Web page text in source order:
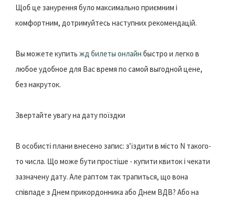
Щоб це занурення було максимально приємним і
комфортним, дотримуйтесь наступних рекомендацій.
Вы можете купить жд билеты онлайн быстро и легко в
любое удобное для Вас время по самой выгодной цене,
без накруток.
Звертайте увагу на дату поїздки
В особисті плани внесено запис: з'їздити в місто N такого-
то числа. Що може бути простіше - купити квиток і чекати
зазначену дату. Але раптом так трапиться, що вона
співпаде з Днем прикордонника або Днем ВДВ? Або на